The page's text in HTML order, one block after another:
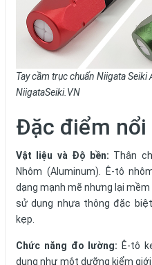
Tay cầm trục chuẩn Niigata
NiigataSeiki.VN
Đặc điểm nổi
Vật liệu và Độ bền: Thân
Nhôm (Aluminum). Ê-tô
dạng mạnh mẽ nhưng lại
sử dụng nhựa thông đặc
kẹp.
Chức năng đo lường: Ê-tô
dụng như một dưỡng kiểm